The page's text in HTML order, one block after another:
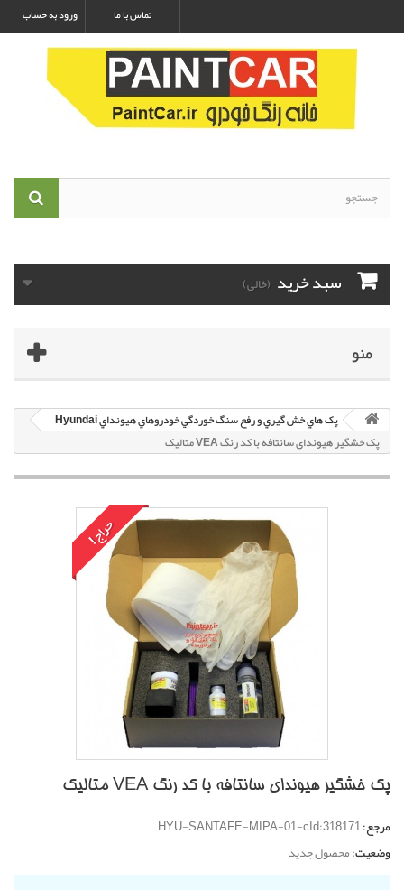
ورود به حساب تماس با ما
سبد خرید (خالی)
منو
پک هاي خش گيري و رفع سنگ خوردگي خودروهاي هيونداي Hyundai
پک خشگير هیوندای سانتافه با کد رنگ VEA متاليک
حراج!
پک خشگير هیوندای سانتافه با کد رنگ VEA متاليک
مرجع:HYU-SANTAFE-MIPA-01-cId:318171
وضعیت:محصول جدید